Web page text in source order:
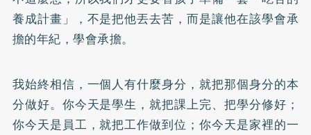
養成計畫」，不是把他丟去苦，而是讓他在該學會承
擔的年紀，學會承擔。
我始終相信，一個人有什麼身分，就把那個身分的本
分做好。你今天是學生，就把課上完、把學分修好；
你今天是員工，就把工作做到位；你今天是家裡的一